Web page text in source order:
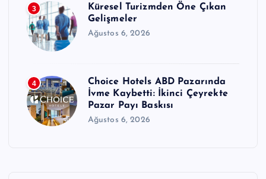
3
Küresel Turizmden Öne Çıkan
Gelişmeler
Ağustos 6, 2026
4
Choice Hotels ABD Pazarında
İvme Kaybetti: İkinci Çeyrekte
Pazar Payı Baskısı
Ağustos 6, 2026